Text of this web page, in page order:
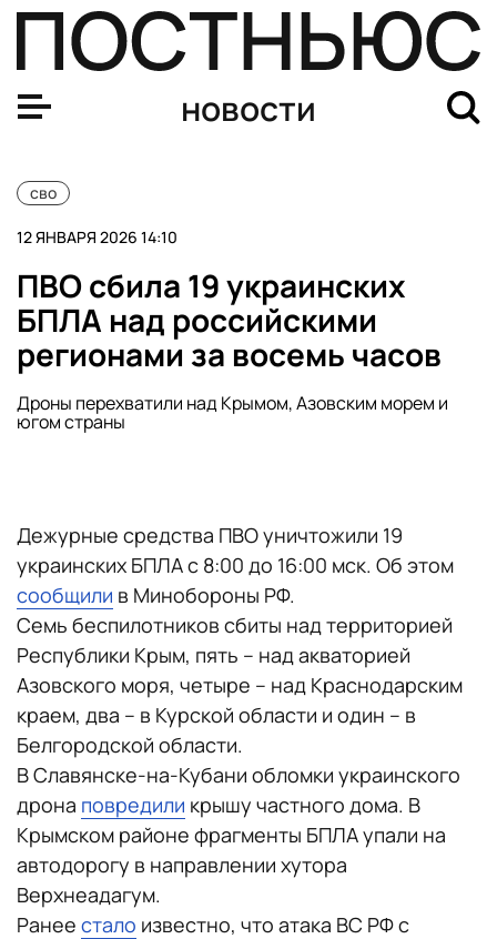
новости
сво
12 ЯНВАРЯ 2026 14:10
ПВО сбила 19 украинских
БПЛА над российскими
регионами за восемь часов
Дроны перехватили над Крымом, Азовским морем и
югом страны
Дежурные средства ПВО уничтожили 19
украинских БПЛА с 8:00 до 16:00 мск. Об этом
сообщили в Минобороны РФ.
Семь беспилотников сбиты над территорией
Республики Крым, пять – над акваторией
Азовского моря, четыре – над Краснодарским
краем, два – в Курской области и один – в
Белгородской области.
В Славянске-на-Кубани обломки украинского
дрона повредили крышу частного дома. В
Крымском районе фрагменты БПЛА упали на
автодорогу в направлении хутора
Верхнеадагум.
Ранее стало известно, что атака ВС РФ с
ВСУ дважды за ночь пытались атаковать Севастополь